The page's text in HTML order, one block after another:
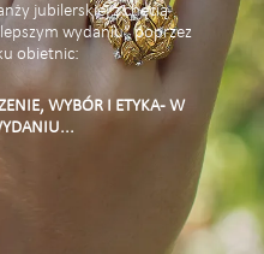
jubilerskiej z chęcią
wydaniu” poprzez
obietnic:
WYBÓR I ETYKA - W